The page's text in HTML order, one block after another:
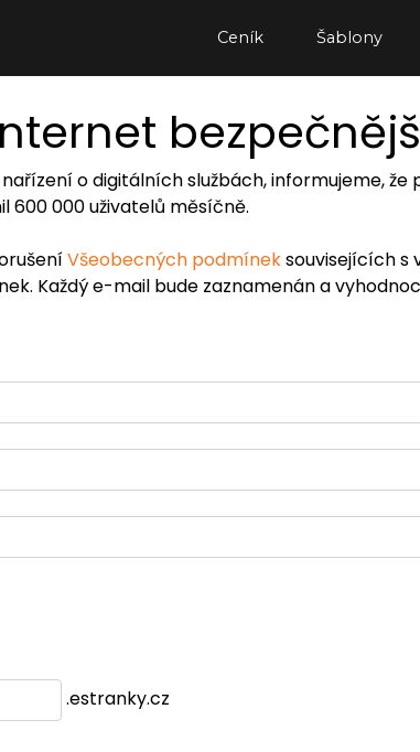
Ceník Šablony
nařízení o digitálních službách, informujeme,
600 000 uživatelů měsíčně.
Všeobecných podmíneksouvisejících s
Každý e-mail bude zaznamenán a
.estranky.cz